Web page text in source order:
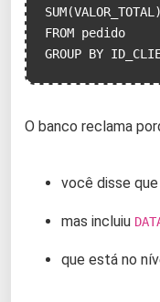
FROM pedido
GROUP BY
O banco reclama
você disse
mas incluiu
que está no